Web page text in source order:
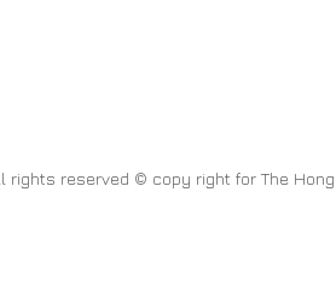
rights reserved © copy right for The